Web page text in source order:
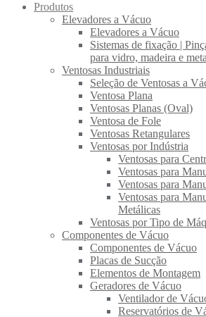
Produtos
Elevadores a Vácuo
Elevadores a Vácuo
Sistemas de fixação |
para vidro, madeira e
Ventosas Industriais
Seleção de Ventosas a
Ventosa Plana
Ventosas Planas (Oval)
Ventosa de Fole
Ventosas Retangulares
Ventosas por Indústria
Ventosas para
Ventosas para
Ventosas para
Ventosas para
Metálicas
Ventosas por Tipo de
Componentes de Vácuo
Componentes de Vácuo
Placas de Sucção
Elementos de Montagem
Geradores de Vácuo
Ventilador de
Reservatórios de